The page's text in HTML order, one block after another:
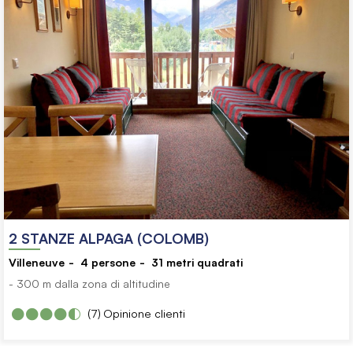
2 STANZE ALPAGA (COLOMB)
Villeneuve 4 persone 31 metri quadrati
- 300 m dalla zona di altitudine
Opinione clienti
(7)